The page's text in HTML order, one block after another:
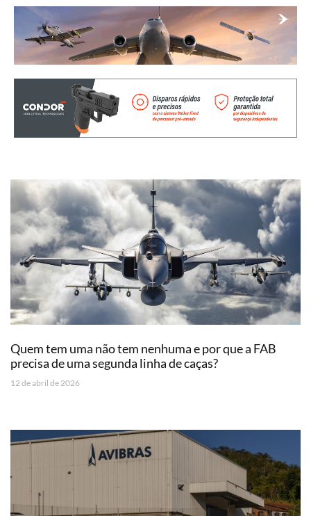
Quem tem uma não tem nenhuma e por que a FAB
precisa de uma segunda linha de caças?
12 de abril de 2026